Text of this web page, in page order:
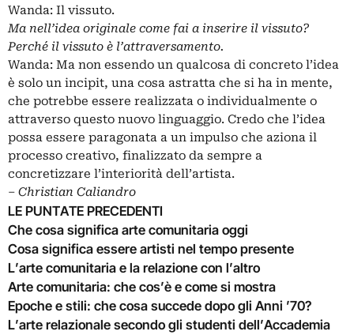
Wanda: Il vissuto.
Ma nell’idea originale come fai a inserire il vissuto?
Perché il vissuto è l’attraversamento.
Wanda: Ma non essendo un qualcosa di concreto l’idea
è solo un incipit, una cosa astratta che si ha in mente,
che potrebbe essere realizzata o individualmente o
attraverso questo nuovo linguaggio. Credo che l’idea
possa essere paragonata a un impulso che aziona il
processo creativo, finalizzato da sempre a
concretizzare l’interiorità dell’artista.
‒ Christian Caliandro
LE PUNTATE PRECEDENTI
Che cosa significa arte comunitaria oggi
Cosa significa essere artisti nel tempo presente
L’arte comunitaria e la relazione con l’altro
Arte comunitaria: che cos’è e come si mostra
Epoche e stili: che cosa succede dopo gli Anni ’70?
L’arte relazionale secondo gli studenti dell’Accademia